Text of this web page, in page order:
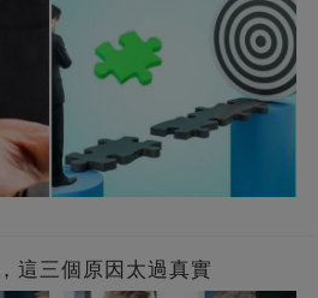
這三個原因太過真實